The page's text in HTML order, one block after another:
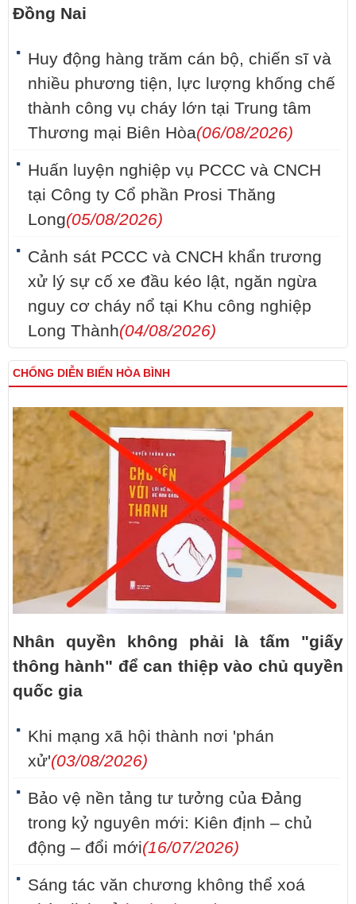
Đồng Nai
Huy động hàng trăm cán bộ, chiến sĩ và
nhiều phương tiện, lực lượng khống chế
thành công vụ cháy lớn tại Trung tâm
Thương mại Biên Hòa(06/08/2026)
Huấn luyện nghiệp vụ PCCC và CNCH
tại Công ty Cổ phần Prosi Thăng
Long(05/08/2026)
Cảnh sát PCCC và CNCH khẩn trương
xử lý sự cố xe đầu kéo lật, ngăn ngừa
nguy cơ cháy nổ tại Khu công nghiệp
Long Thành(04/08/2026)
CHỐNG DIỄN BIẾN HÒA BÌNH
Nhân quyền không phải là tấm "giấy
thông hành" để can thiệp vào chủ quyền
quốc gia
Khi mạng xã hội thành nơi 'phán
xử'(03/08/2026)
Bảo vệ nền tảng tư tưởng của Đảng
trong kỷ nguyên mới: Kiên định – chủ
động – đổi mới(16/07/2026)
Sáng tác văn chương không thể xoá